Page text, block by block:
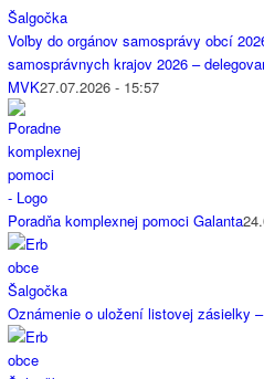
Voľby do orgánov samosprávy obcí
samosprávnych krajov 2026 –
MVK27.07.2026 - 15:57
Poradňa komplexnej pomoci Galanta
Oznámenie o uložení listovej zásielky